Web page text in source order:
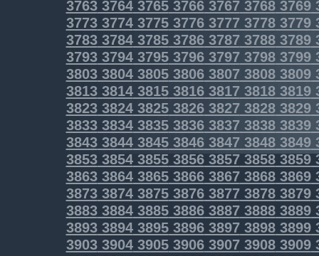
37633764376537663767 37683769
3773377437753776377737783779
37833784378537863787 37883789
37933794379537963797 37983799
38033804380538063807 38083809
38133814381538163817 38183819
38233824382538263827 38283829
38333834383538363837 38383839
38433844384538463847 38483849
3853385438553856385738583859
3863386438653866386738683869
3873387438753876387738783879
3883388438853886388738883889
3893389438953896389738983899
3903390439053906390739083909